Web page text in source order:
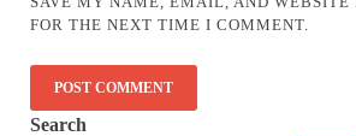
FOR THE NEXT TIME I COMMENT.
Search